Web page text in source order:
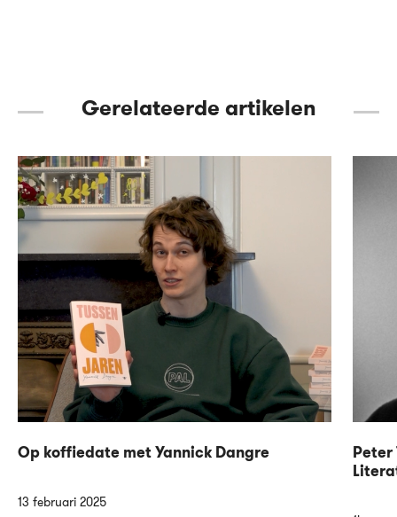
Gerelateerde artikelen
13 februari 2025
Op koffiedate met Yannick Dangre
Peter